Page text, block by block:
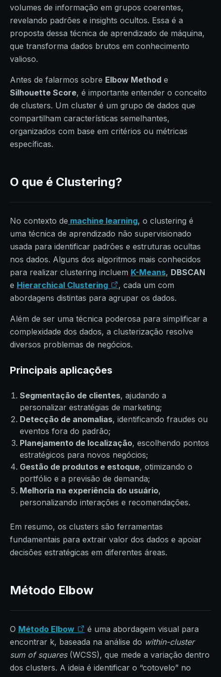
volumes de informação em grupos coerentes,
revelando padrões e insights ocultos. Essa é a
proposta dessa técnica de aprendizado de máquina,
que transforma dados brutos em conhecimento
valioso.
Antes de falarmos sobre Elbow Method e
Silhouette Score, é importante entender o conceito
de clusters. Um cluster é um grupo de dados que
compartilham características semelhantes,
organizados com base em critérios ou métricas
específicas.
O que é Clustering?
No contexto de machine learning, o clustering é
uma técnica de aprendizado não supervisionado
usada para identificar padrões e estruturas ocultas
nos dados. Alguns dos algoritmos mais conhecidos
para realizar clustering incluem K-Means, DBSCAN
e Hierarchical Clustering
, cada um com
abordagens distintas para agrupar os dados.
Além de ser uma técnica poderosa para simplificar a
complexidade dos dados, a clusterização resolve
diversos problemas de negócios.
Principais aplicações
Segmentação de clientes, ajudando a
personalizar estratégias de marketing;
Detecção de anomalias, identificando fraudes ou
eventos fora do padrão;
Planejamento de localização, escolhendo pontos
estratégicos para novos negócios;
Gestão de produtos e estoque, otimizando o
portfólio e a previsão de demanda;
Melhoria na experiência do usuário,
personalizando interações e recomendações.
Em resumo, os clusters são ferramentas
fundamentais para extrair valor dos dados e apoiar
decisões estratégicas em diferentes áreas.
Método Elbow
O Método Elbow
é uma abordagem visual para
encontrar k, baseada na análise do within-cluster
sum of squares(WCSS), que mede a variação dentro
dos clusters. A ideia é identificar o “cotovelo” no